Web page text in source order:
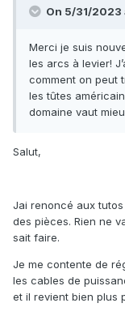
On 5/31/2023
Merci je suis
les arcs à levier!
comment on peut
les tûtes
domaine vaut
Salut,
Jai renoncé aux
des pièces. Rien ne
sait faire.
Je me contente de
les cables de
et il revient bien plus